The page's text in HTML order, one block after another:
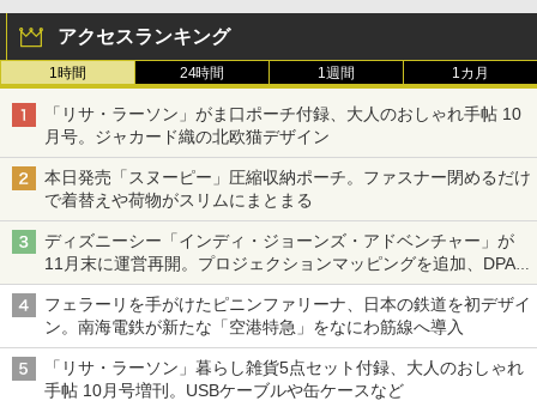
アクセスランキング
1時間 24時間 1週間 1カ月
「リサ・ラーソン」がま口ポーチ付録、大人のおしゃれ手帖 10
月号。ジャカード織の北欧猫デザイン
本日発売「スヌーピー」圧縮収納ポーチ。ファスナー閉めるだけ
で着替えや荷物がスリムにまとまる
ディズニーシー「インディ・ジョーンズ・アドベンチャー」が
11月末に運営再開。プロジェクションマッピングを追加、DPA
は1500円
フェラーリを手がけたピニンファリーナ、日本の鉄道を初デザイ
ン。南海電鉄が新たな「空港特急」をなにわ筋線へ導入
「リサ・ラーソン」暮らし雑貨5点セット付録、大人のおしゃれ
手帖 10月号増刊。USBケーブルや缶ケースなど